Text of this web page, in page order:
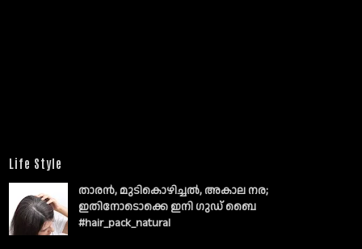
Life Style
താരൻ, മുടികൊഴിച്ചൽ, അകാല നര;
ഇതിനോടൊക്കെ ഇനി ഗുഡ് ബൈ
#hair_pack_natural